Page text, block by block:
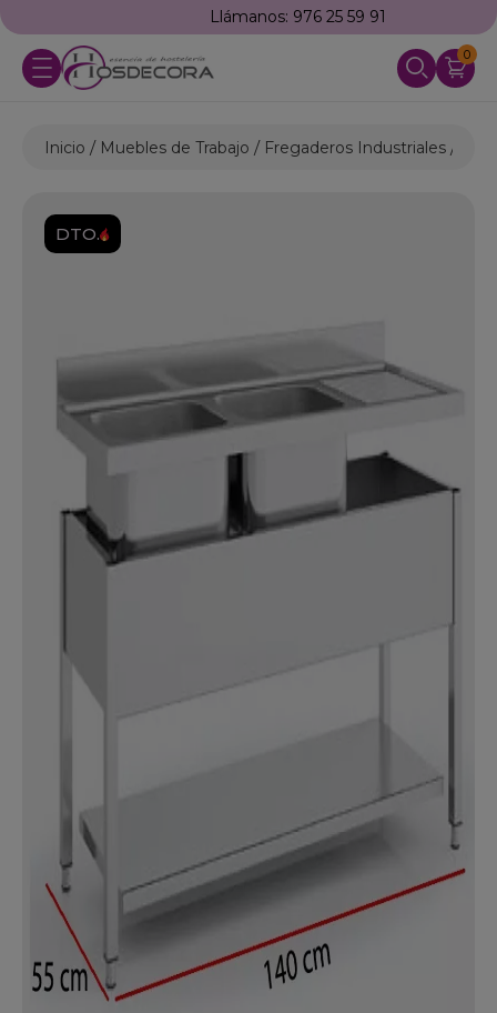
Llámanos: 976 25 59 91
0
Inicio Muebles de Trabajo Fregaderos Industriales
DTO.